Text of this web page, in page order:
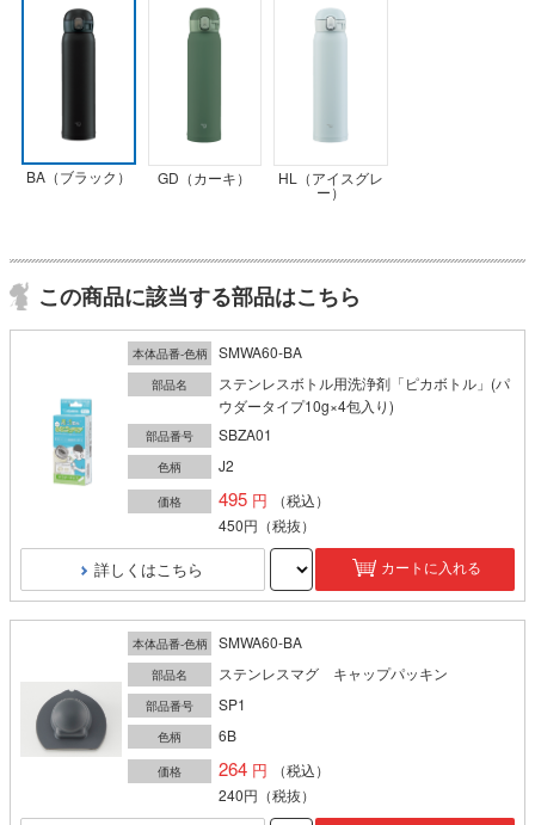
BA（ブラック） GD（カーキ） HL（アイスグレ
ー）
この商品に該当する部品はこちら
本体品番-色柄 SMWA60-BA
部品名
ステンレスボトル用洗浄剤「ピカボトル」(パ
ウダータイプ10g×4包入り)
部品番号 SBZA01
色柄 J2
価格 495
（税込）
450円 （税抜）
詳しくはこちら カートに入れる
本体品番-色柄 SMWA60-BA
部品名 ステンレスマグ キャップパッキン
部品番号 SP1
色柄 6B
価格 264
（税込）
240円 （税抜）